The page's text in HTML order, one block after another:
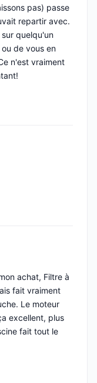
pas) passe
repartir avec.
quelqu'un
de vous en
n'est vraiment
achat, Filtre à
fait vraiment
Le moteur
excellent, plus
fait tout le